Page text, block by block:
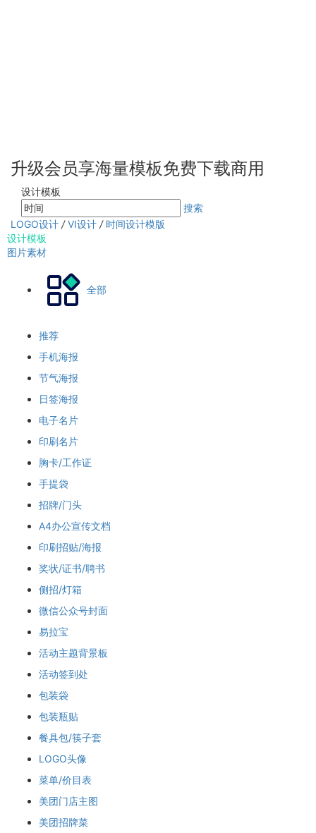
升级会员享海量模板免费下载商用
设计模板
搜索
LOGO设计 / VI设计 / 时间设计模版
设计模板
图片素材
全部
推荐
手机海报
节气海报
日签海报
电子名片
印刷名片
胸卡/工作证
手提袋
招牌/门头
A4办公宣传文档
印刷招贴/海报
奖状/证书/聘书
侧招/灯箱
微信公众号封面
易拉宝
活动主题背景板
活动签到处
包装袋
包装瓶贴
餐具包/筷子套
LOGO头像
菜单/价目表
美团门店主图
美团招牌菜